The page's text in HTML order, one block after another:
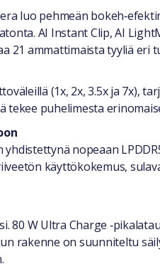
luo pehmeän
AI Instant Clip, AI
ammattimaista tyyliä eri
(1x, 2x, 3.5x ja 7x),
puhelimesta
nopeaan
käyttökokemus,
80 W Ultra Charge
rakenne on suunniteltu